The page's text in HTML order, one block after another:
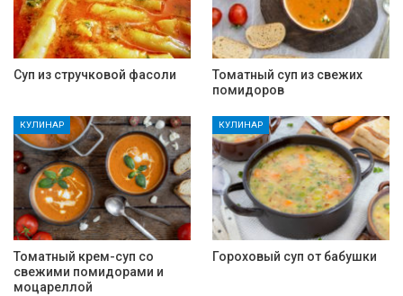
Суп из стручковой фасоли
Томатный суп из свежих
помидоров
КУЛИНАР
Томатный крем-суп со
свежими помидорами и
моцареллой
КУЛИНАР
Гороховый суп от бабушки